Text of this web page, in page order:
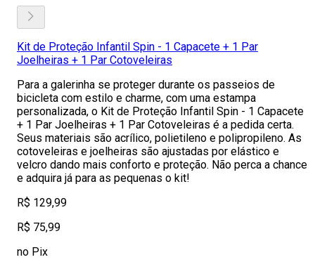
Kit de Proteção Infantil Spin - 1 Capacete + 1 Par
Joelheiras + 1 Par Cotoveleiras
Para a galerinha se proteger durante os passeios de
bicicleta com estilo e charme, com uma estampa
personalizada, o Kit de Proteção Infantil Spin - 1 Capacete
+ 1 Par Joelheiras + 1 Par Cotoveleiras é a pedida certa.
Seus materiais são acrílico, polietileno e polipropileno. As
cotoveleiras e joelheiras são ajustadas por elástico e
velcro dando mais conforto e proteção. Não perca a chance
e adquira já para as pequenas o kit!
R$ 129,99
R$ 75,99
no Pix